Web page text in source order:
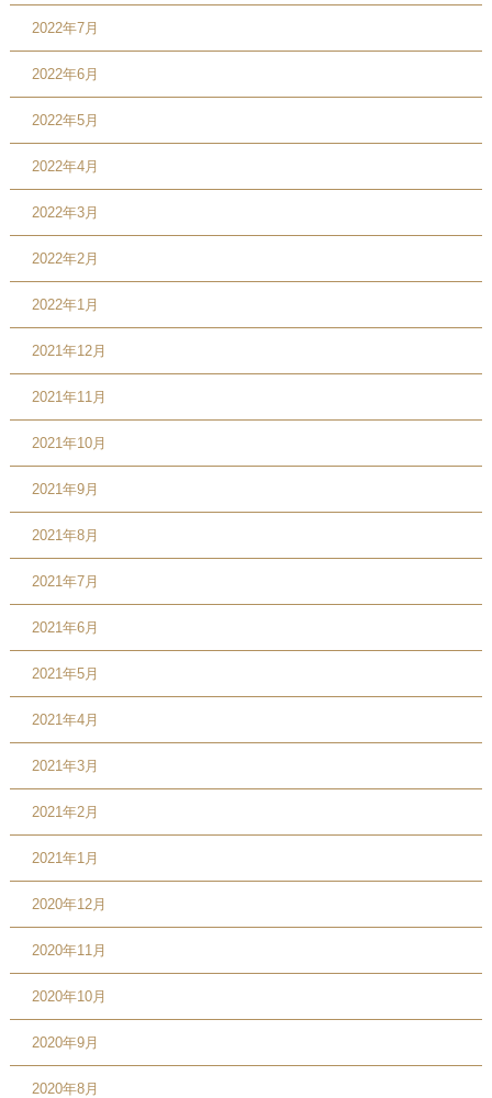
2022年7月
2022年6月
2022年5月
2022年4月
2022年3月
2022年2月
2022年1月
2021年12月
2021年11月
2021年10月
2021年9月
2021年8月
2021年7月
2021年6月
2021年5月
2021年4月
2021年3月
2021年2月
2021年1月
2020年12月
2020年11月
2020年10月
2020年9月
2020年8月